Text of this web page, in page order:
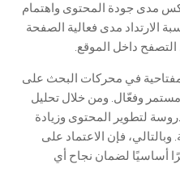
مدى جودة المحتوى واهتمام
الارتداد مدى فعالية الصفحة
داخل الموقع.
في محركات البحث على
وفعّال. ومن خلال تحليل
لتطوير المحتوى وزيادة
فإن الاعتماد على
أساسيًا لضمان نجاح أي